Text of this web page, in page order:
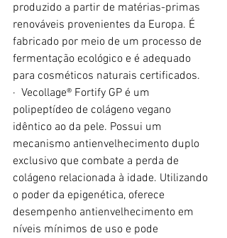
produzido a partir de matérias-primas
renováveis provenientes da Europa. É
fabricado por meio de um processo de
fermentação ecológico e é adequado
para cosméticos naturais certificados.
·  Vecollage® Fortify GP é um
polipeptídeo de colágeno vegano
idêntico ao da pele. Possui um
mecanismo antienvelhecimento duplo
exclusivo que combate a perda de
colágeno relacionada à idade. Utilizando
o poder da epigenética, oferece
desempenho antienvelhecimento em
níveis mínimos de uso e pode